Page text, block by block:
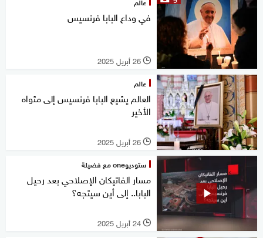
في وداع البابا فرنسيس
l 26 أبريل 2025
عالم
العالم يشيع البابا فرنسيس إلى مثواه
الأخير
l 26 أبريل 2025
ستوديوone مع فضيلة
مسار الفاتيكان الإصلاحي بعد رحيل
البابا.. إلى أين سيتجه؟
l 24 أبريل 2025